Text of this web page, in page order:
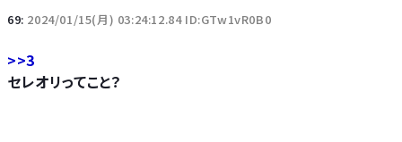
69: 2024/01/15(月) 03:24:12.84 ID:GTw1vR0B0
>>3
セレオリってこと？